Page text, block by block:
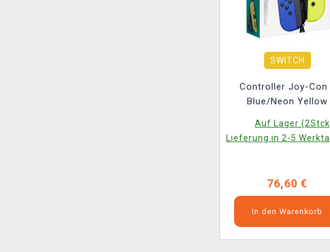
SWITCH
Controller Joy-Con
Blue/Neon Yellow
Auf Lager
Lieferung in 2-5
76,60 €
In den Warenkorb